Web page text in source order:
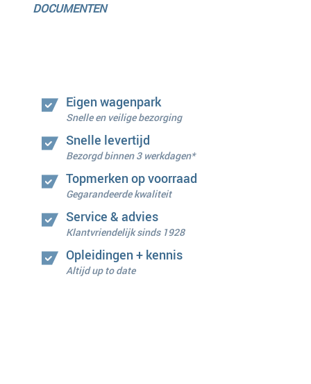
DOCUMENTEN
Eigen wagenpark
Snelle en veilige bezorging
Snelle levertijd
Bezorgd binnen 3 werkdagen*
Topmerken op voorraad
Gegarandeerde kwaliteit
Service & advies
Klantvriendelijk sinds 1928
Opleidingen + kennis
Altijd up to date